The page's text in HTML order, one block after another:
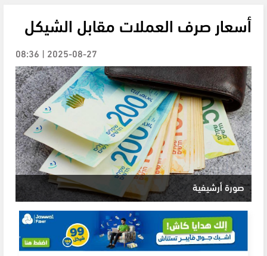
أسعار صرف العملات مقابل الشيكل
2025-08-27 | 08:36
صورة أرشيفية